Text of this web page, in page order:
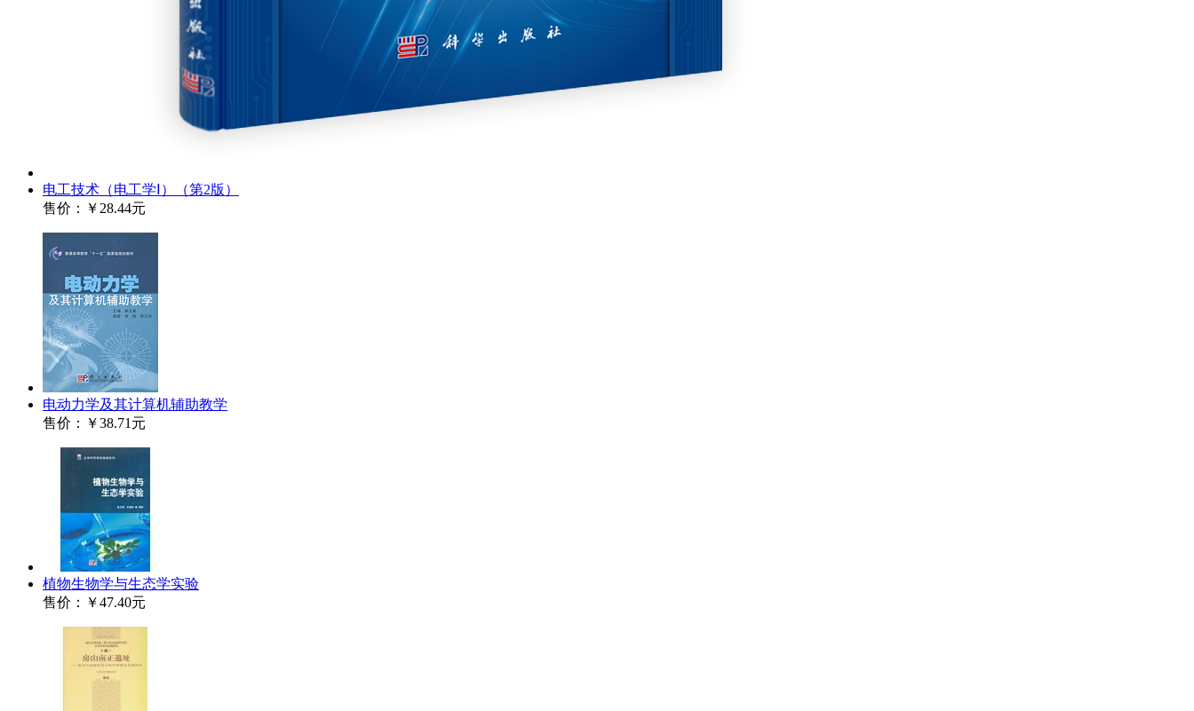
电工技术（电工学Ⅰ）（第2版）
售价：
￥28.44元
电动力学及其计算机辅助教学
售价：
￥38.71元
植物生物学与生态学实验
售价：
￥47.40元